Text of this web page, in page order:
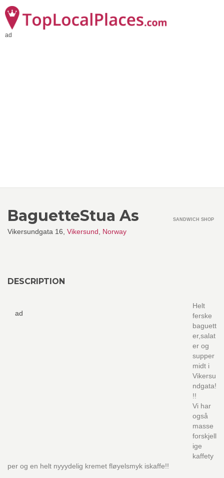
ad
BaguetteStua As
Vikersundgata 16, Vikersund Norway
SANDWICH SHOP
DESCRIPTION
ad
Helt
ferske
baguett
er,salat
er og
supper
midt i
Vikersu
ndgata!
!!
Vi har
også
masse
forskjell
ige
kaffety
per og en helt nyyydelig kremet fløyelsmyk iskaffe!!